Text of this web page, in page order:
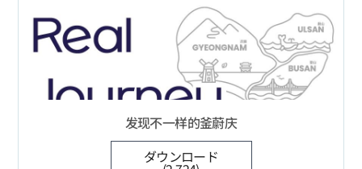
发现不一样的釜蔚庆
ダウンロード